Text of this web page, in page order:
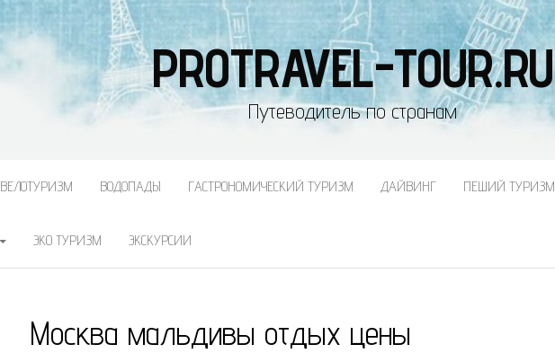
PROTRAVEL-TOUR.RU
Путеводитель по странам
ВЕЛОТУРИЗМ ВОДОПАДЫ ГАСТРОНОМИЧЕСКИЙ ТУРИЗМ ДАЙВИНГ ПЕШИЙ ТУРИЗМ
ЭКО ТУРИЗМ ЭКСКУРСИИ
Москва мальдивы отдых цены